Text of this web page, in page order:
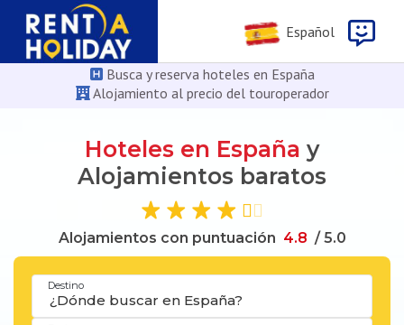
Español
Busca y reserva hoteles en España
Alojamiento al precio del touroperador
Hoteles en España y
Alojamientos baratos
Alojamientos con puntuación 4.8 / 5.0